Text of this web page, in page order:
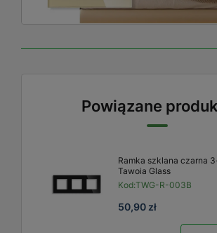
Powiązane
Ramka szklana czarna
Tawoia Glass
Kod:TWG-R-003B
50,90 zł